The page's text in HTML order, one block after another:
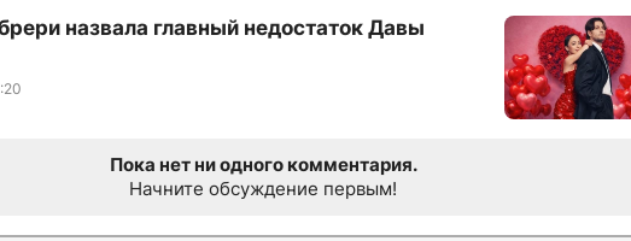
назвала главный недостаток Давы
Пока нет ни одного комментария.
Начните обсуждение первым!